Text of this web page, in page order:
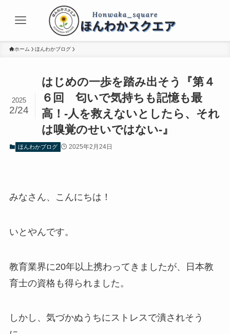
ホーム ほんわかブログ
はじめの一歩を踏み出そう『第４
６回 匂いで気持ちも記憶も最
高！-人を救えないとしたら、それ
は嗅覚のせいではない-』
2025
2/24
ほんわかブログ 2025年2月24日
みなさん、こんにちは！
いとやんです。
教育業界に20年以上携わってきましたが、日本教
育士の資格も得られました。
しかし、気づかぬうちにストレスで潰されそう